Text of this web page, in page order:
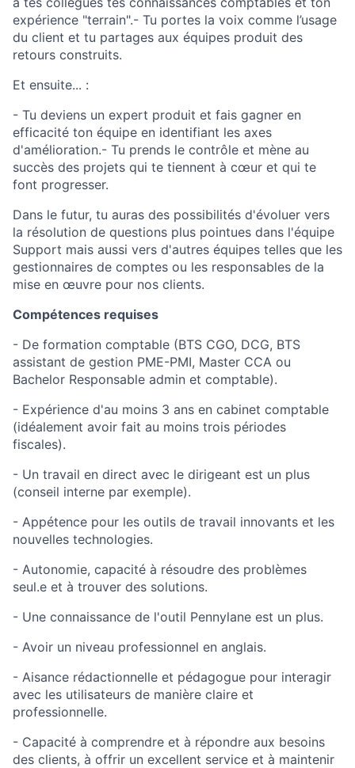
expérience "terrain".- Tu portes la voix comme l’usage
du client et tu partages aux équipes produit des
retours construits.
Et ensuite... :
- Tu deviens un expert produit et fais gagner en
efficacité ton équipe en identifiant les axes
d'amélioration.- Tu prends le contrôle et mène au
succès des projets qui te tiennent à cœur et qui te
font progresser.
Dans le futur, tu auras des possibilités d'évoluer vers
la résolution de questions plus pointues dans l'équipe
Support mais aussi vers d'autres équipes telles que les
gestionnaires de comptes ou les responsables de la
mise en œuvre pour nos clients.
Compétences requises
- De formation comptable (BTS CGO, DCG, BTS
assistant de gestion PME-PMI, Master CCA ou
Bachelor Responsable admin et comptable).
- Expérience d'au moins 3 ans en cabinet comptable
(idéalement avoir fait au moins trois périodes
fiscales).
- Un travail en direct avec le dirigeant est un plus
(conseil interne par exemple).
- Appétence pour les outils de travail innovants et les
nouvelles technologies.
- Autonomie, capacité à résoudre des problèmes
seul.e et à trouver des solutions.
- Une connaissance de l'outil Pennylane est un plus.
- Avoir un niveau professionnel en anglais.
- Aisance rédactionnelle et pédagogue pour interagir
avec les utilisateurs de manière claire et
professionnelle.
- Capacité à comprendre et à répondre aux besoins
des clients, à offrir un excellent service et à maintenir